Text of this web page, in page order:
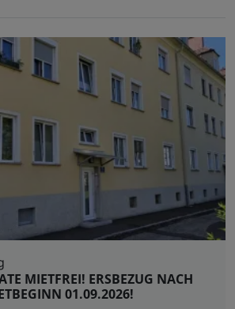
MIETFREI! ERSBEZUG NACH
01.09.2026!